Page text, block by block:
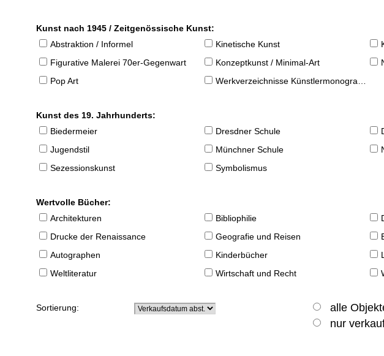
Kunst nach 1945 / Zeitgenössische Kunst:
Abstraktion / Informel
Kinetische Kunst
Figurative Malerei 70er-Gegenwart
Konzeptkunst / Minimal-Art
Pop Art
Werkverzeichnisse Künstlermonographien
Kunst des 19. Jahrhunderts:
Biedermeier
Dresdner Schule
Jugendstil
Münchner Schule
Sezessionskunst
Symbolismus
Wertvolle Bücher:
Architekturen
Bibliophilie
Drucke der Renaissance
Geografie und Reisen
Autographen
Kinderbücher
Weltliteratur
Wirtschaft und Recht
Sortierung: alle
nur